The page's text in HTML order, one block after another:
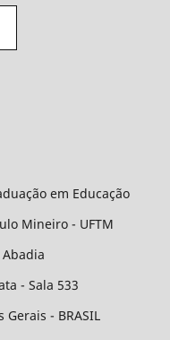
em Educação
Mineiro - UFTM
- Sala 533
Gerais - BRASIL